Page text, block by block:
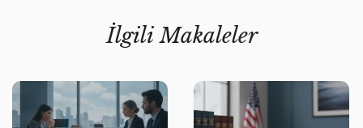
İlgili Makaleler